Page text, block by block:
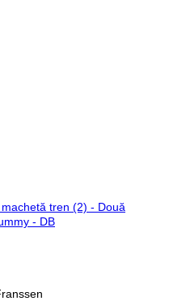
tren (2) - Două
- DB